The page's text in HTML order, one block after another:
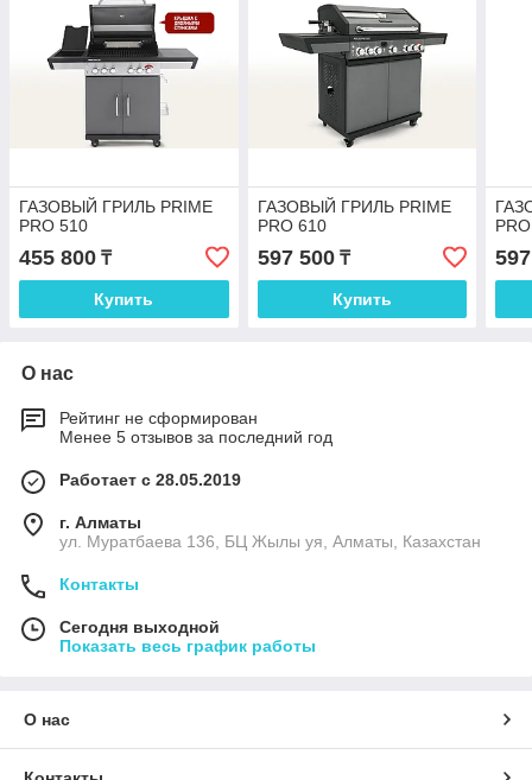
ГАЗОВЫЙ ГРИЛЬ PRIME
PRO 510
455 800 ₸
Купить
ГАЗОВЫЙ ГРИЛЬ PRIME
PRO 610
597 500₸
Купить
О нас
Рейтинг не сформирован
Менее 5 отзывов за последний год
Работает с 28.05.2019
г. Алматы
ул. Муратбаева 136, БЦ Жылы уя, Алматы, Казахстан
Контакты
Сегодня выходной
Показать весь график работы
О нас